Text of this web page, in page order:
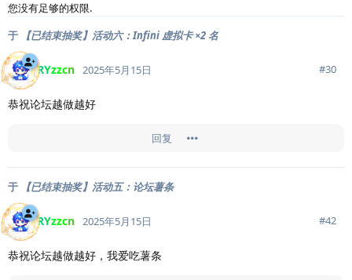
您没有足够的权限.
于
【已结束抽奖】活动六：Infini 虚拟卡 ×2 名
RYzzcn 2025年5月15日 #30
恭祝论坛越做越好
回复
于 【已结束抽奖】活动五：论坛薯条
RYzzcn 2025年5月15日 #42
恭祝论坛越做越好，我爱吃薯条